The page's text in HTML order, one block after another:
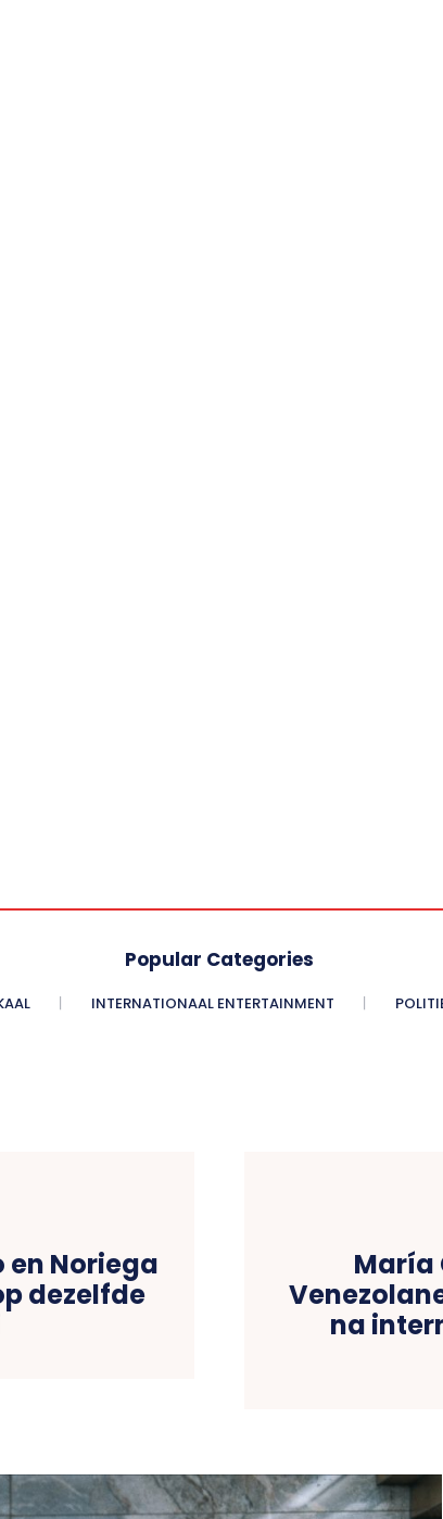
Popular Categories
INTERNATIONAAL ENTERTAINMENT
Noriega
dezelfde
María
na